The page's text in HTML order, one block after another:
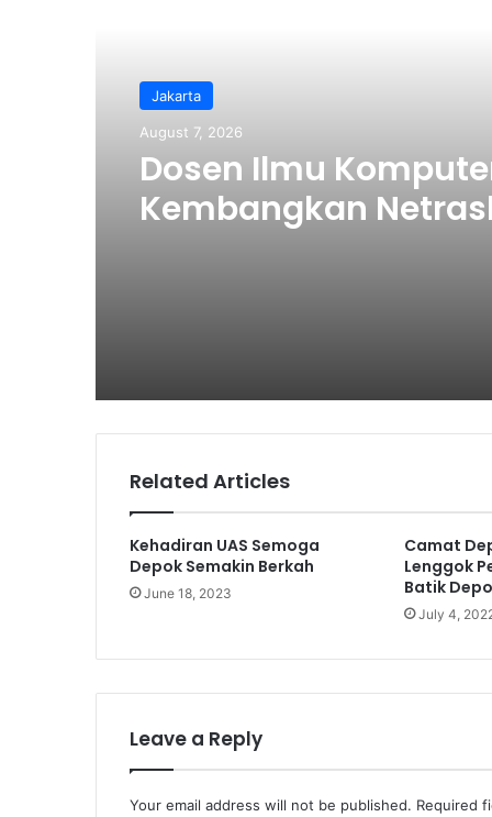
Jakarta
August 7, 2026
Dosen Ilmu
Kembangkan
Related Articles
Kehadiran UAS Semoga
Depok Semakin Berkah
June 18, 2023
Camat
Lenggok
Batik
July 4,
Leave a Reply
Your email address will not be published. Required